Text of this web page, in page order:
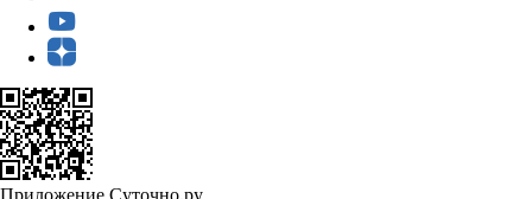
Приложение Суточно.ру